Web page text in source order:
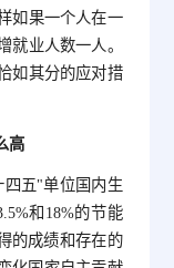
如果一个人在一
就业人数一人。
如其分的应对措
高
五"单位国内生
和18%的节能
的成绩和存在的